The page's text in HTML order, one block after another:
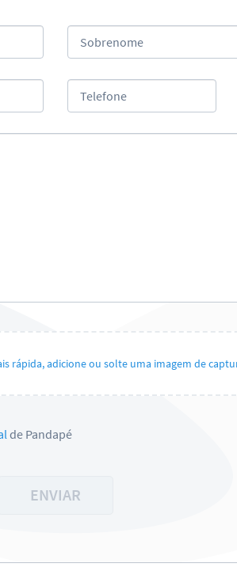
Sobrenome
Telefone
rápida, adicione ou solte uma imagem de
de Pandapé
ENVIAR